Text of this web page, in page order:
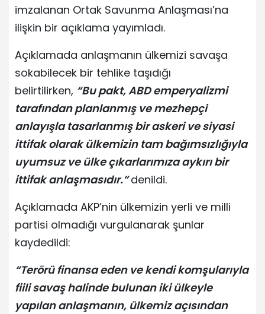
imzalanan Ortak Savunma Anlaşması’na
ilişkin bir açıklama yayımladı.
Açıklamada anlaşmanın ülkemizi savaşa
sokabilecek bir tehlike taşıdığı
belirtilirken, “Bu pakt, ABD emperyalizmi
tarafından planlanmış ve mezhepçi
anlayışla tasarlanmış bir askeri ve siyasi
ittifak olarak ülkemizin tam bağımsızlığıyla
uyumsuz ve ülke çıkarlarımıza aykırı bir
ittifak anlaşmasıdır.” denildi.
Açıklamada AKP’nin ülkemizin yerli ve milli
partisi olmadığı vurgulanarak şunlar
kaydedildi:
“Terörü finansa eden ve kendi komşularıyla
fiili savaş halinde bulunan iki ülkeyle
yapılan anlaşmanın, ülkemiz açısından